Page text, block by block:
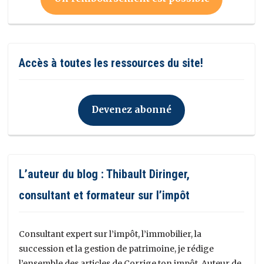
Accès à toutes les ressources du site!
Devenez abonné
L’auteur du blog : Thibault Diringer,
consultant et formateur sur l’impôt
Consultant expert sur l’impôt, l’immobilier, la
succession et la gestion de patrimoine, je rédige